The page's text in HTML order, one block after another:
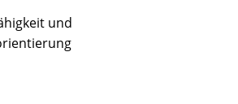
und